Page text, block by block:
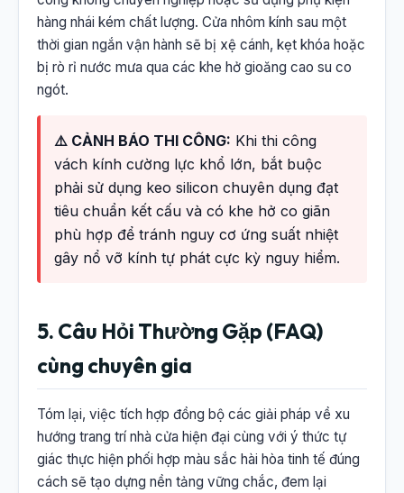
hàng nhái kém chất lượng. Cửa nhôm kính sau một
thời gian ngắn vận hành sẽ bị xệ cánh, kẹt khóa hoặc
bị rò rỉ nước mưa qua các khe hở gioăng cao su co
ngót.
⚠️ CẢNH BÁO THI CÔNG: Khi thi công
vách kính cường lực khổ lớn, bắt buộc
phải sử dụng keo silicon chuyên dụng đạt
tiêu chuẩn kết cấu và có khe hở co giãn
phù hợp để tránh nguy cơ ứng suất nhiệt
gây nổ vỡ kính tự phát cực kỳ nguy hiểm.
5. Câu Hỏi Thường Gặp (FAQ)
cùng chuyên gia
Tóm lại, việc tích hợp đồng bộ các giải pháp về xu
hướng trang trí nhà cửa hiện đại cùng với ý thức tự
giác thực hiện phối hợp màu sắc hài hòa tinh tế đúng
cách sẽ tạo dựng nền tảng vững chắc, đem lại